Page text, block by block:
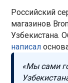
Российский
магазинов
Узбекистана.
написал
«Мы сами